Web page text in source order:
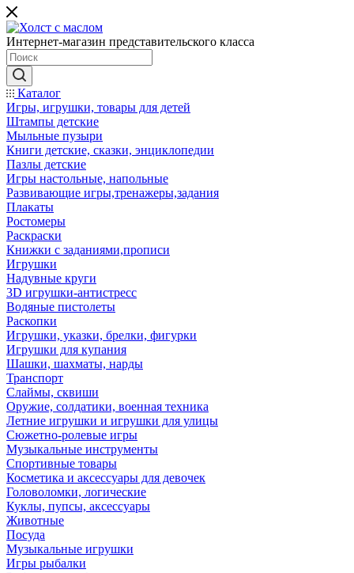
Интернет-магазин представительского класса
Каталог
Игры, игрушки, товары для детей
Штампы детские
Мыльные пузыри
Книги детские, сказки, энциклопедии
Пазлы детские
Игры настольные, напольные
Развивающие игры,тренажеры,задания
Плакаты
Ростомеры
Раскраски
Книжки с заданиями,прописи
Игрушки
Надувные круги
3D игрушки-антистресс
Водяные пистолеты
Раскопки
Игрушки, указки, брелки, фигурки
Игрушки для купания
Шашки, шахматы, нарды
Транспорт
Слаймы, сквиши
Оружие, солдатики, военная техника
Летние игрушки и игрушки для улицы
Сюжетно-ролевые игры
Музыкальные инструменты
Спортивные товары
Косметика и аксессуары для девочек
Головоломки, логические
Куклы, пупсы, аксессуары
Животные
Посуда
Музыкальные игрушки
Игры рыбалки